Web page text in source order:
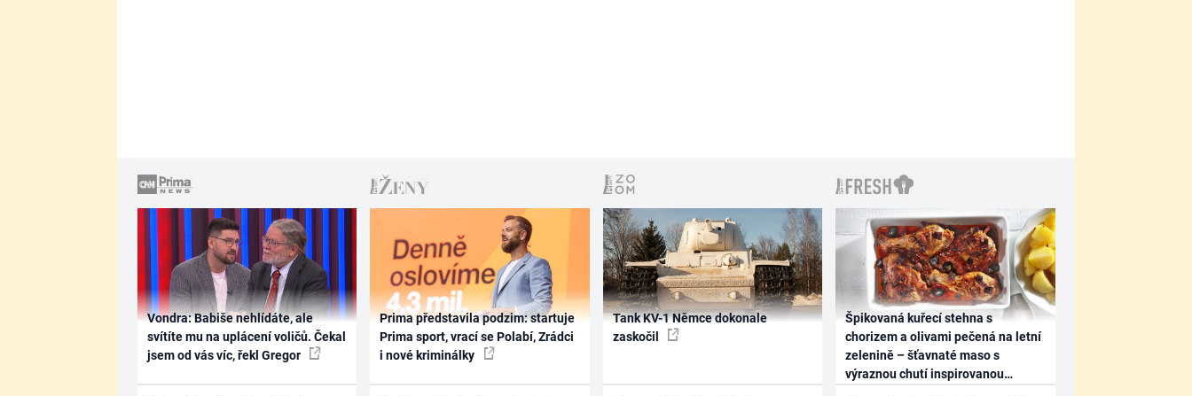
Vondra: Babiše nehlídáte, ale
svítíte mu na uplácení voličů. Čekal
jsem od vás víc, řekl Gregor
Prima představila podzim: startuje
Prima sport, vrací se Polabí, Zrádci
i nové kriminálky
Tank KV-1 Němce dokonale
zaskočil
Špikovaná kuřecí stehna s
chorizem a olivami pečená na letní
zelenině – šťavnaté maso s
výraznou chutí inspirovanou